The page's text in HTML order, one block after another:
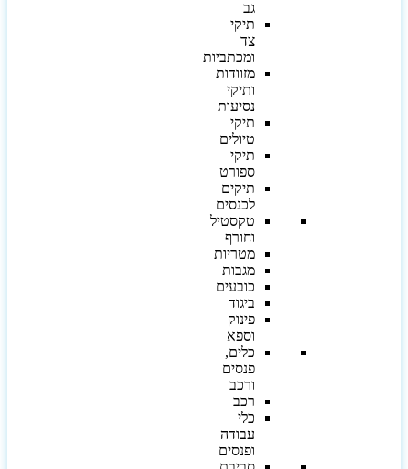
תיקי
ומכתביות
מזוודות
ותיקי
נסיעות
תיקי
טיולים
תיקי
ספורט
תיקים
לכנסים
טקסטיל
וחורף
מטריות
מגבות
כובעים
ביגוד
פינוק
וספא
כלים,
פנסים
ורכב
רכב
כלי
עבודה
ופנסים